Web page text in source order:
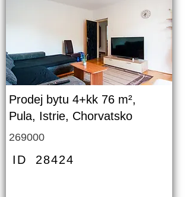
Prodej bytu 4+kk 76 m²,
Pula, Istrie, Chorvatsko
269000
ID 28424